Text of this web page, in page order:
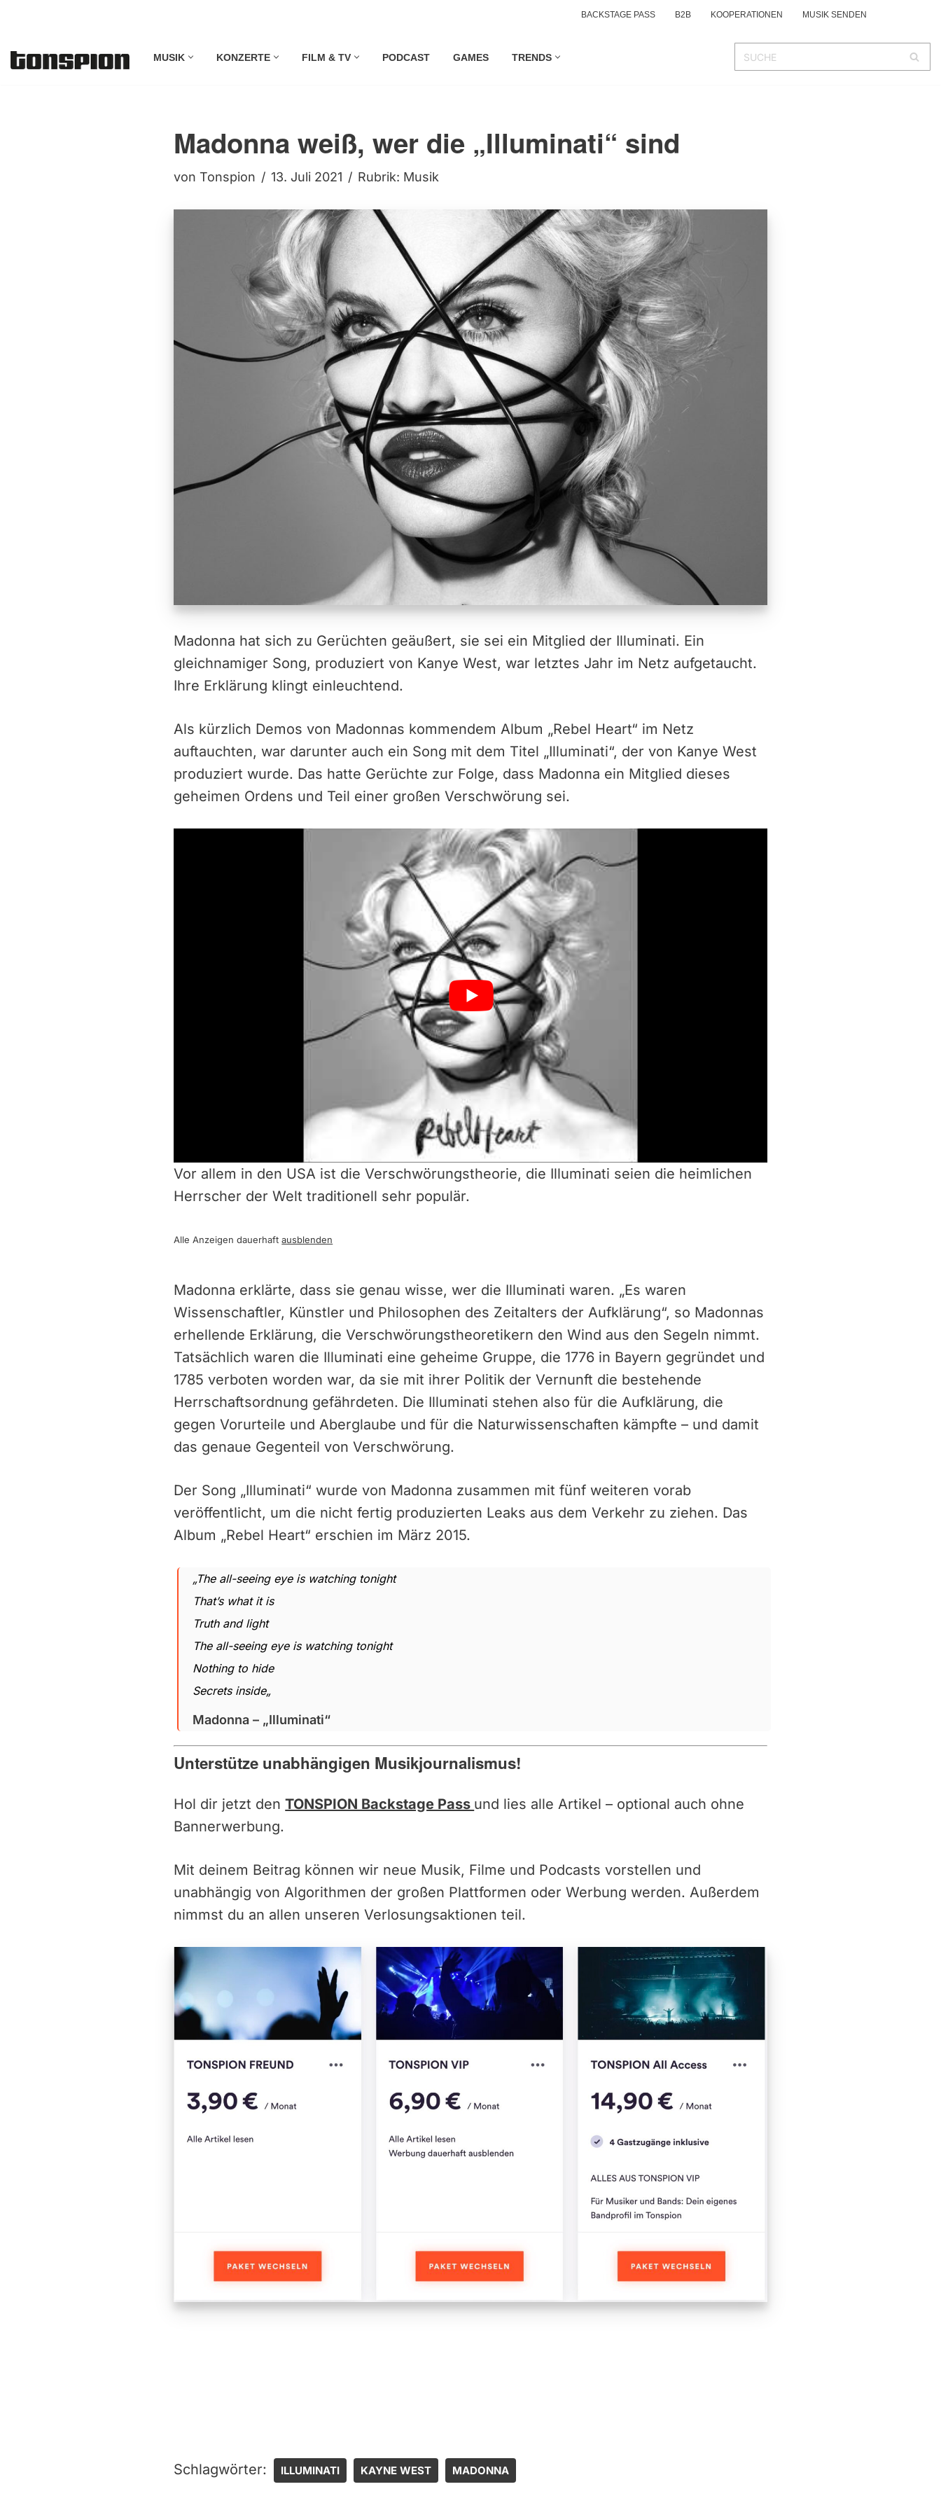
Inhalt
BACKSTAGE PASS B2B KOOPERATIONEN MUSIK SENDEN
MUSIK KONZERTE FILM & TV PODCAST GAMES TRENDS
Madonna weiß, wer die „Illuminati“ sind
vonTonspion 13. Juli 2021 Rubrik: Musik
Madonna hat sich zu Gerüchten geäußert, sie sei ein Mitglied der Illuminati. Ein
gleichnamiger Song, produziert von Kanye West, war letztes Jahr im Netz aufgetaucht.
Ihre Erklärung klingt einleuchtend.
Als kürzlich Demos von Madonnas kommendem Album „Rebel Heart“ im Netz
auftauchten, war darunter auch ein Song mit dem Titel „Illuminati“, der von Kanye West
produziert wurde. Das hatte Gerüchte zur Folge, dass Madonna ein Mitglied dieses
geheimen Ordens und Teil einer großen Verschwörung sei.
Vor allem in den USA ist die Verschwörungstheorie, die Illuminati seien die heimlichen
Herrscher der Welt traditionell sehr populär.
Alle Anzeigen dauerhaftausblenden
Madonna erklärte, dass sie genau wisse, wer die Illuminati waren. „Es waren
Wissenschaftler, Künstler und Philosophen des Zeitalters der Aufklärung“, so Madonnas
erhellende Erklärung, die Verschwörungstheoretikern den Wind aus den Segeln nimmt.
Tatsächlich waren die Illuminati eine geheime Gruppe, die 1776 in Bayern gegründet und
1785 verboten worden war, da sie mit ihrer Politik der Vernunft die bestehende
Herrschaftsordnung gefährdeten. Die Illuminati stehen also für die Aufklärung, die
gegen Vorurteile und Aberglaube und für die Naturwissenschaften kämpfte – und damit
das genaue Gegenteil von Verschwörung.
Der Song „Illuminati“ wurde von Madonna zusammen mit fünf weiteren vorab
veröffentlicht, um die nicht fertig produzierten Leaks aus dem Verkehr zu ziehen. Das
Album „Rebel Heart“ erschien im März 2015.
„The all-seeing eye is watching tonight
That’s what it is
Truth and light
The all-seeing eye is watching tonight
Nothing to hide
Secrets inside„
Madonna – „Illuminati“
Unterstütze unabhängigen Musikjournalismus!
Hol dir jetzt denTONSPION Backstage Pass und lies alle Artikel – optional auch ohne
Bannerwerbung.
Mit deinem Beitrag können wir neue Musik, Filme und Podcasts vorstellen und
unabhängig von Algorithmen der großen Plattformen oder Werbung werden. Außerdem
nimmst du an allen unseren Verlosungsaktionen teil.
Schlagwörter: ILLUMINATI KAYNE WEST MADONNA